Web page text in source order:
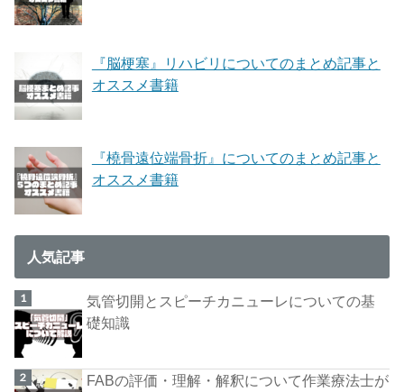
『脳梗塞』リハビリについてのまとめ記事と
オススメ書籍
『橈骨遠位端骨折』についてのまとめ記事と
オススメ書籍
人気記事
気管切開とスピーチカニューレについての基
礎知識
FABの評価・理解・解釈について作業療法士が